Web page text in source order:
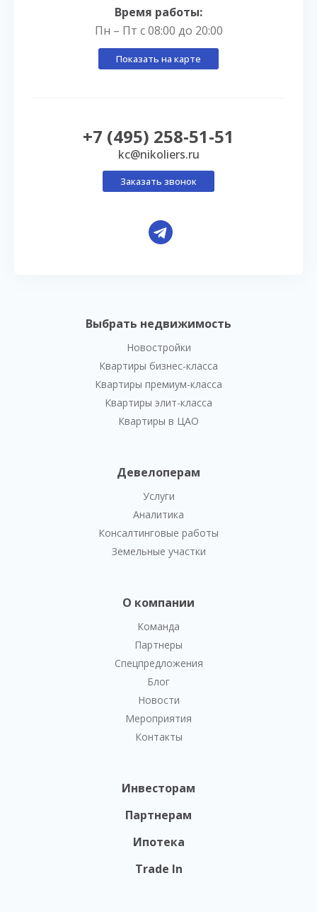
Выбрать недвижимость
Новостройки
Квартиры бизнес-класса
Квартиры премиум-класса
Квартиры элит-класса
Квартиры в ЦАО
Девелоперам
Услуги
Аналитика
Консалтинговые работы
Земельные участки
О компании
Команда
Партнеры
Спецпредложения
Блог
Новости
Мероприятия
Контакты
Инвесторам
Партнерам
Ипотека
Trade In
Время работы:
Пн – Пт с 08:00 до 20:00
Показать на карте
+7 (495) 258-51-51
kc@nikoliers.ru
Заказать звонок